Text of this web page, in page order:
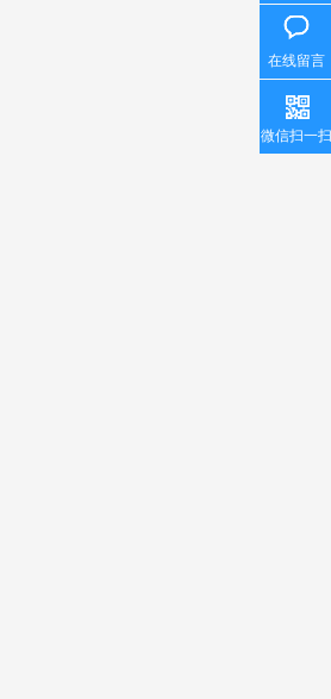
在线留言
微信扫一扫